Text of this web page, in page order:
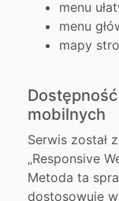
menu
menu
mapy
mobilnych
Serwis został
„Responsive
Metoda ta
dostosowuje